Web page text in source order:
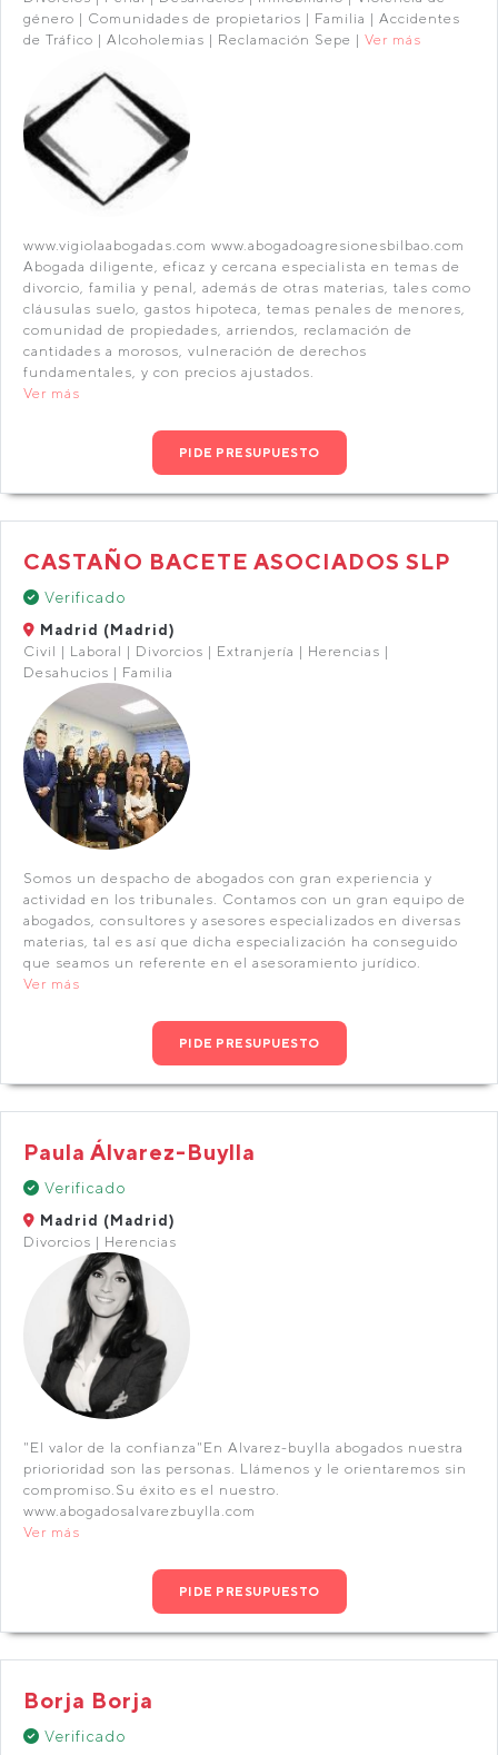
género | Comunidades de propietarios | Familia | Accidentes
de Tráfico | Alcoholemias | Reclamación Sepe | Ver más
www.vigiolaabogadas.com www.abogadoagresionesbilbao.com
Abogada diligente, eficaz y cercana especialista en temas de
divorcio, familia y penal, además de otras materias, tales como
cláusulas suelo, gastos hipoteca, temas penales de menores,
comunidad de propiedades, arriendos, reclamación de
cantidades a morosos, vulneración de derechos
fundamentales, y con precios ajustados.
Ver más
PIDE PRESUPUESTO
CASTAÑO BACETE ASOCIADOS SLP
Verificado
Madrid (Madrid)
Civil | Laboral | Divorcios | Extranjería | Herencias |
Desahucios | Familia
Somos un despacho de abogados con gran experiencia y
actividad en los tribunales. Contamos con un gran equipo de
abogados, consultores y asesores especializados en diversas
materias, tal es así que dicha especialización ha conseguido
que seamos un referente en el asesoramiento jurídico.
Ver más
PIDE PRESUPUESTO
Paula Álvarez-Buylla
Verificado
Madrid (Madrid)
Divorcios | Herencias
"El valor de la confianza"En Alvarez-buylla abogados nuestra
priorioridad son las personas. Llámenos y le orientaremos sin
compromiso.Su éxito es el nuestro.
www.abogadosalvarezbuylla.com
Ver más
PIDE PRESUPUESTO
Borja Borja
Verificado